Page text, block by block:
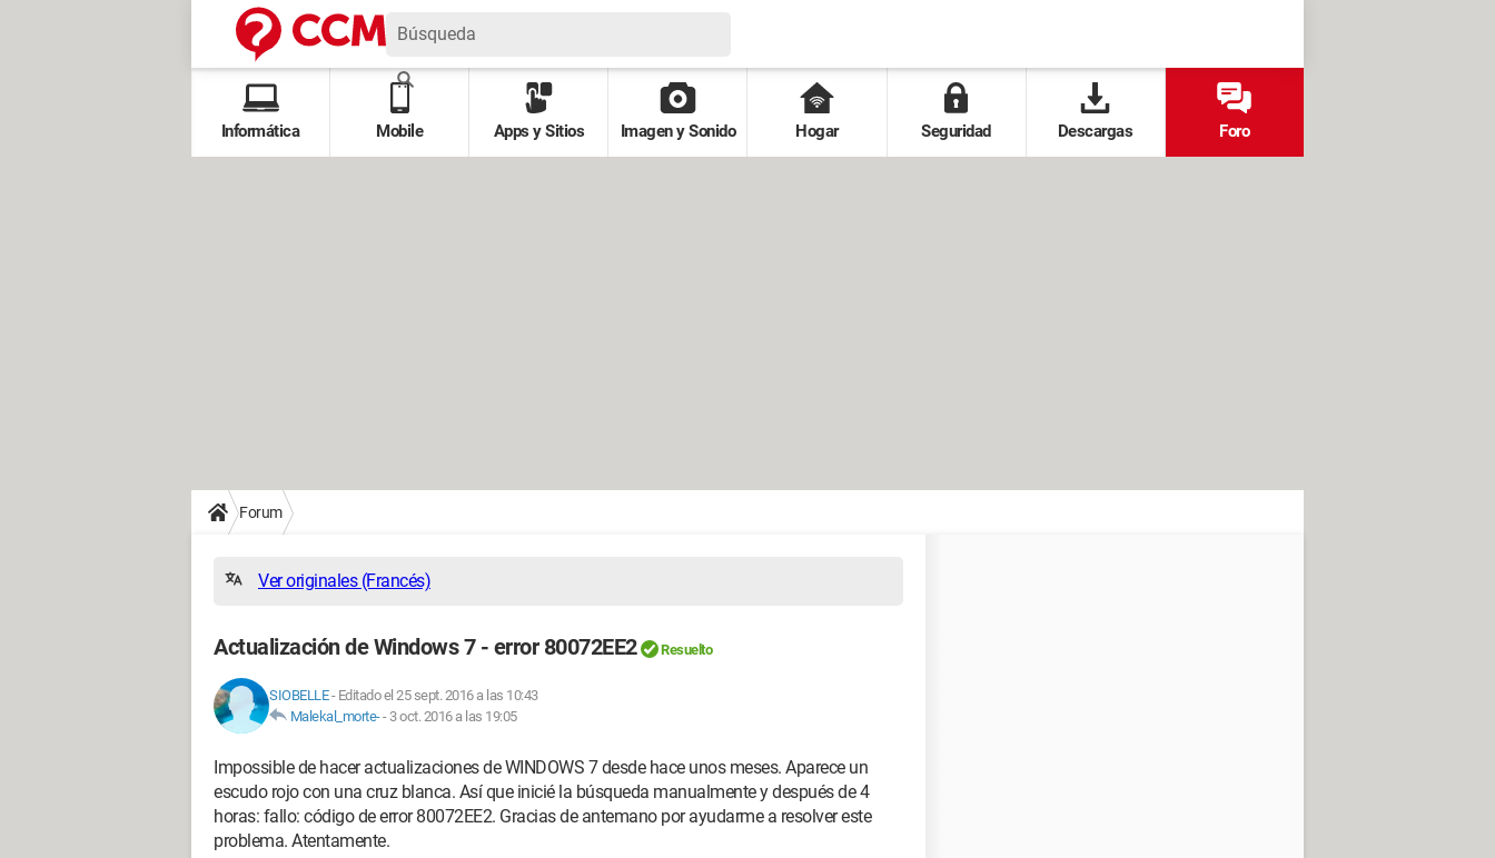
Informática Mobile Apps y Sitios Imagen y Sonido Hogar Seguridad Descargas Foro
Forum
Ver originales (Francés)
Actualización de Windows 7 - error 80072EE2 Resuelto
SIOBELLE- Editado el 25 sept. 2016 a las 10:43
Malekal_morte-- 3 oct. 2016 a las 19:05
Impossible de hacer actualizaciones de WINDOWS 7 desde hace unos meses. Aparece un
escudo rojo con una cruz blanca. Así que inicié la búsqueda manualmente y después de 4
horas: fallo: código de error 80072EE2. Gracias de antemano por ayudarme a resolver este
problema. Atentamente.